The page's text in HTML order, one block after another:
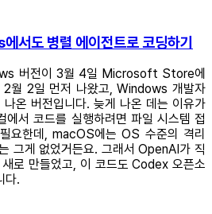
서도 병렬 에이전트로 코딩하기
버전이 3월 4일 Microsoft Store에
월 2일 먼저 나왔고, Windows 개발자
온 버전입니다. 늦게 나온 데는 이유가
에서 코드를 실행하려면 파일 시스템 접
요한데, macOS에는 OS 수준의 격리
그게 없었거든요. 그래서 OpenAI가 직
로 만들었고, 이 코드도 Codex 오픈소
다.